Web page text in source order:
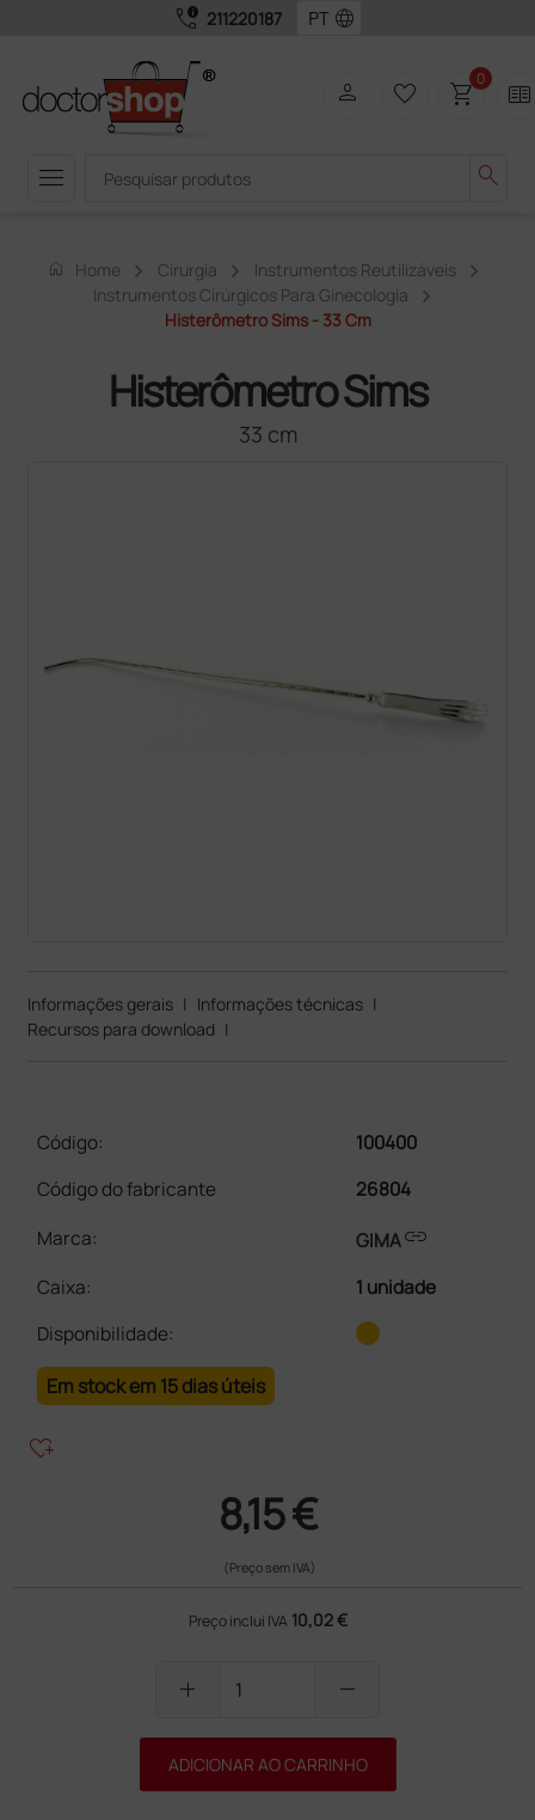
call_quality 211220187 language
menu search
person favorite_border shopping_cart0 two_pager
home Home Cirurgia
Instrumentos Reutilizáveis
Instrumentos Cirúrgicos Para Ginecologia
Histerômetro Sims - 33 Cm
Histerômetro Sims
33 cm
Informações gerais | Informações técnicas |
Recursos para download |
Código:
100400
Código do fabricante
26804
Marca:
GIMAlink
Caixa:
1 unidade
Disponibilidade:
Em stock em 15 dias úteis
heart_plus
8,15 €
(Preço sem IVA)
Preço inclui IVA 10,02 €
add remove
ADICIONAR AO CARRINHO